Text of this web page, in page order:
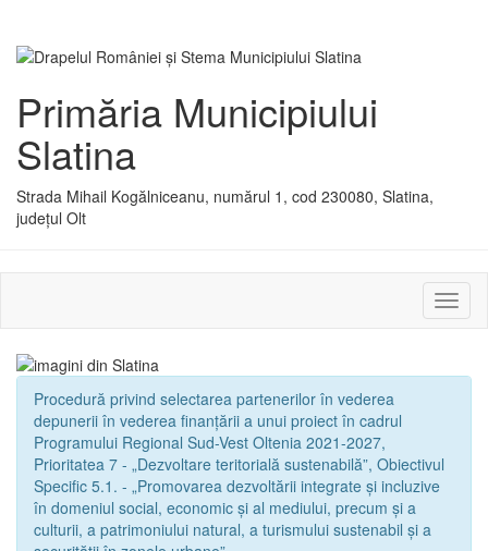
Primăria Municipiului
Slatina
Strada Mihail Kogălniceanu, numărul 1, cod 230080, Slatina,
județul Olt
sau
Procedură privind selectarea partenerilor în vederea
depunerii în vederea finanțării a unui proiect în cadrul
Programului Regional Sud-Vest Oltenia 2021-2027,
Prioritatea 7 - „Dezvoltare teritorială sustenabilă”, Obiectivul
Specific 5.1. - „Promovarea dezvoltării integrate și incluzive
în domeniul social, economic și al mediului, precum și a
culturii, a patrimoniului natural, a turismului sustenabil și a